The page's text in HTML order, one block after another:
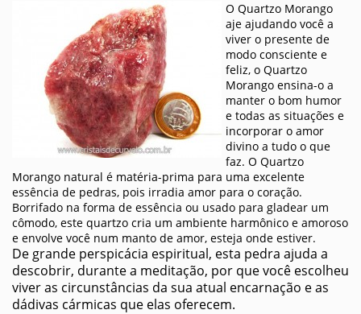
O Quartzo Morango
aje ajudando você a
viver o presente de
modo consciente e
feliz, o Quartzo
Morango ensina-o a
manter o bom humor
e todas as situações e
incorporar o amor
divino a tudo o que
faz. O Quartzo
Morango natural é matéria-prima para uma excelente
essência de pedras, pois irradia amor para o coração.
Borrifado na forma de essência ou usado para gladear um
cômodo, este quartzo cria um ambiente harmônico e amoroso
e envolve você num manto de amor, esteja onde estiver.
De grande perspicácia espiritual, esta pedra ajuda a
descobrir, durante a meditação, por que você escolheu
viver as circunstâncias da sua atual encarnação e as
dádivas cármicas que elas oferecem.